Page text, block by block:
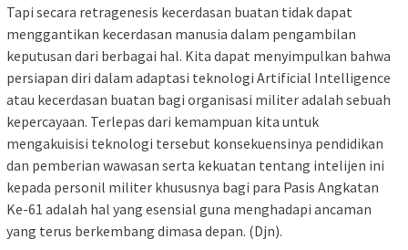
Tapi secara retragenesis kecerdasan buatan tidak dapat
menggantikan kecerdasan manusia dalam pengambilan
keputusan dari berbagai hal. Kita dapat menyimpulkan bahwa
persiapan diri dalam adaptasi teknologi Artificial Intelligence
atau kecerdasan buatan bagi organisasi militer adalah sebuah
kepercayaan. Terlepas dari kemampuan kita untuk
mengakuisisi teknologi tersebut konsekuensinya pendidikan
dan pemberian wawasan serta kekuatan tentang intelijen ini
kepada personil militer khususnya bagi para Pasis Angkatan
Ke-61 adalah hal yang esensial guna menghadapi ancaman
yang terus berkembang dimasa depan. (Djn).